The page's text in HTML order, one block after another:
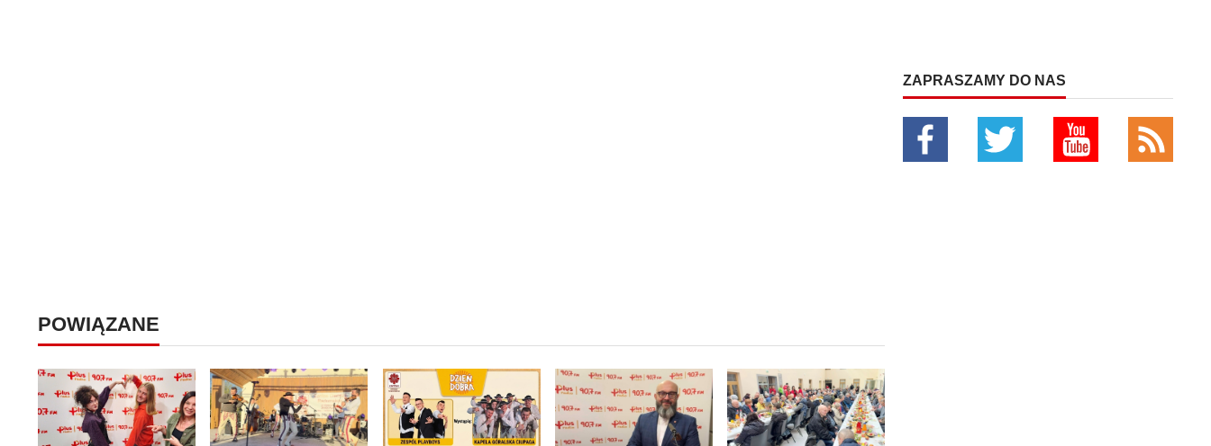
POWIĄZANE
ZAPRASZAMY DO NAS